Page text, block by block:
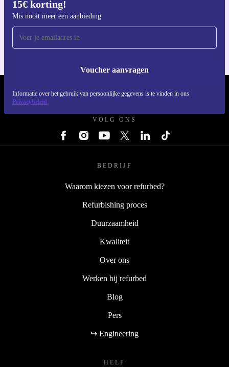
Meld je aan voor onze nieuwsbrief en ontvang
15€ korting!
Download de refurbed app
Voor iOS en Android
REFURBED NEDERLAND - RETHINK NEW.
VOLG ONS
BEDRIJF
Waarom kiezen voor refurbed?
Refurbishing proces
Duurzaamheid
Kwaliteit
Over ons
Werken bij refurbed
Blog
Pers
↪ Engineering
HELP